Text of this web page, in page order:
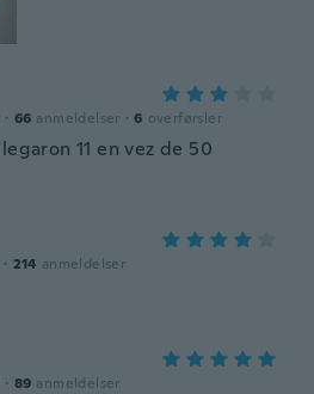
· 66 anmeldelser · 6 overførsler
11 en vez de 50
· 214 anmeldelser
· 89 anmeldelser